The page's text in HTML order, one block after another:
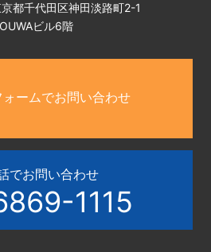
都千代田区神田淡路町2-1
ビル6階
ームでお問い合わせ
でお問い合わせ
1115